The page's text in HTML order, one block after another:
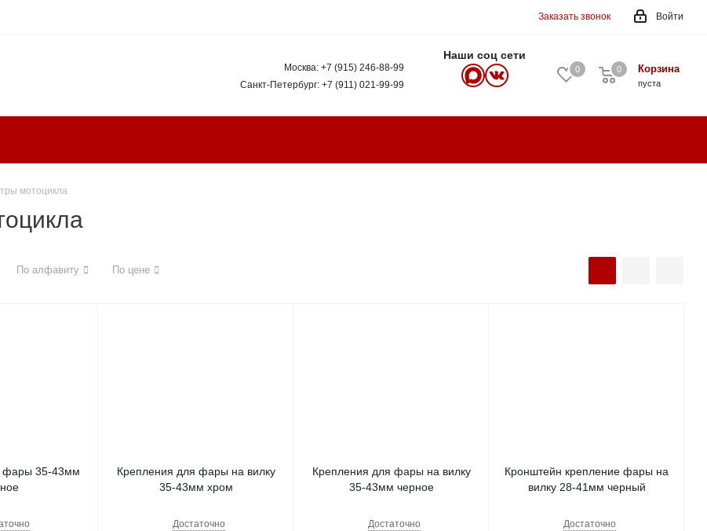
Войти
Заказать звонок
Москва: +7 (915) 246-88-99
Санкт-Петербург: +7 (911) 021-99-99
Наши соц сети
0 Корзина
0
пуста
0
мотоцикла
По алфавиту По цене
фары 35-43мм
Крепления для фары на вилку
35-43мм хром
Достаточно
Крепления для фары на вилку
35-43мм черное
Достаточно
Кронштейн крепление фары на
вилку 28-41мм черный
Достаточно